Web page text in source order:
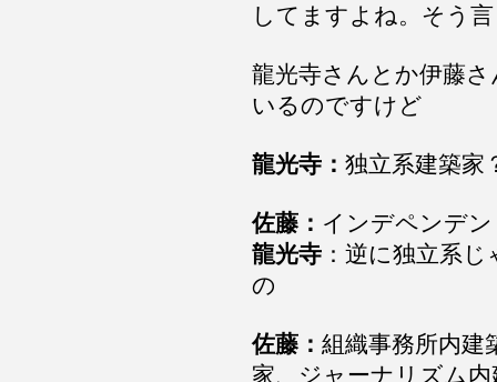
してますよね。そう
龍光寺さんとか伊藤
いるのですけど
龍光寺： 独立系建築家
佐藤： インデペンデ
龍光寺 ：逆に独立系
の
佐藤： 組織事務所内建
家、ジャーナリズム